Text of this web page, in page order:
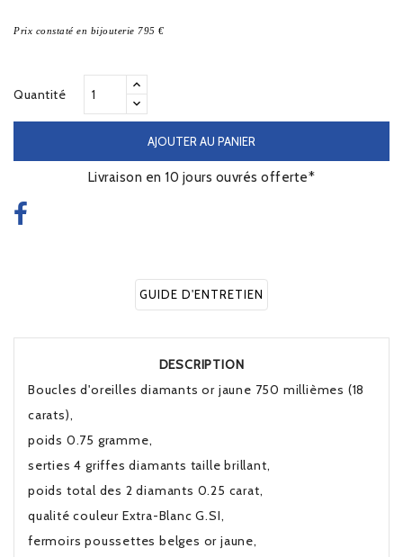
Prix constaté en bijouterie 795 €
Quantité
AJOUTER AU PANIER
Livraison en 10 jours ouvrés offerte*
GUIDE D'ENTRETIEN
DESCRIPTION
Boucles d'oreilles diamants or jaune 750 millièmes (18
carats),
poids 0.75 gramme,
serties 4 griffes diamants taille brillant,
poids total des 2 diamants 0.25 carat,
qualité couleur Extra-Blanc G.SI,
fermoirs poussettes belges or jaune,